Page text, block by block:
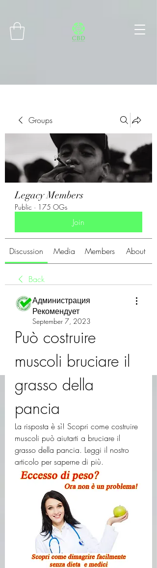
Groups
Legacy Members
Public · 175 OGs
Join
Discussion Media Members About
Back
Администрация
Рекомендует
September 7, 2023
Può costruire
muscoli bruciare il
grasso della
pancia
La risposta è sì! Scopri come costruire
muscoli può aiutarti a bruciare il
grasso della pancia. Leggi il nostro
articolo per saperne di più.